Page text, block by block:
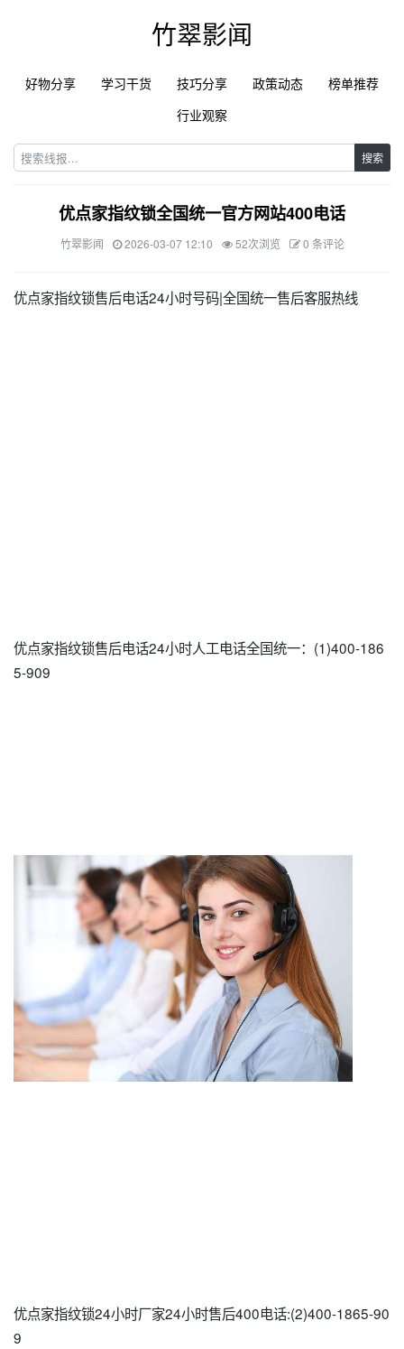
竹翠影闻
好物分享 学习干货 技巧分享 政策动态
榜单推荐
行业观察
搜索
优点家指纹锁全国统一官方网站400电话
竹翠影闻 2026-03-07 12:10 52次浏览 0 条评论
优点家指纹锁售后电话24小时号码|全国统一售后客服热线
优点家指纹锁售后电话24小时人工电话全国统一：(1)400-186
5-909
优点家指纹锁24小时厂家24小时售后400电话:(2)400-1865-90
9